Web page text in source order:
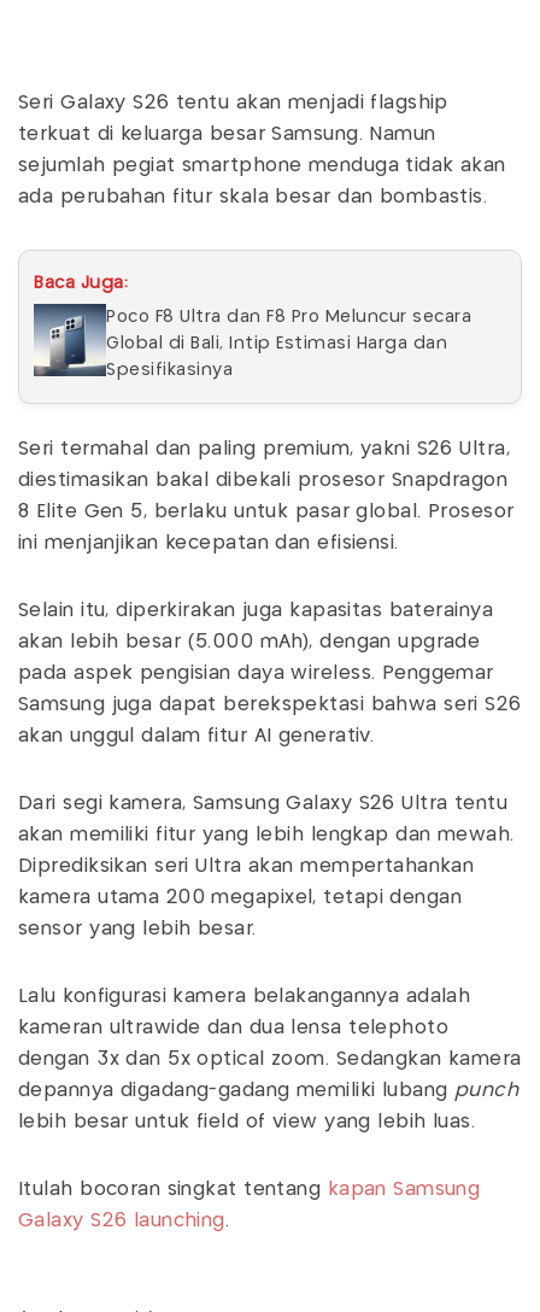
Seri Galaxy S26 tentu akan menjadi flagship
terkuat di keluarga besar Samsung. Namun
sejumlah pegiat smartphone menduga tidak akan
ada perubahan fitur skala besar dan bombastis.
Baca Juga:
Poco F8 Ultra dan F8 Pro Meluncur secara
Global di Bali, Intip Estimasi Harga dan
Spesifikasinya
Seri termahal dan paling premium, yakni S26 Ultra,
diestimasikan bakal dibekali prosesor Snapdragon
8 Elite Gen 5, berlaku untuk pasar global. Prosesor
ini menjanjikan kecepatan dan efisiensi.
Selain itu, diperkirakan juga kapasitas baterainya
akan lebih besar (5.000 mAh), dengan upgrade
pada aspek pengisian daya wireless. Penggemar
Samsung juga dapat berekspektasi bahwa seri S26
akan unggul dalam fitur AI generativ.
Dari segi kamera, Samsung Galaxy S26 Ultra tentu
akan memiliki fitur yang lebih lengkap dan mewah.
Diprediksikan seri Ultra akan mempertahankan
kamera utama 200 megapixel, tetapi dengan
sensor yang lebih besar.
Lalu konfigurasi kamera belakangannya adalah
kameran ultrawide dan dua lensa telephoto
dengan 3x dan 5x optical zoom. Sedangkan kamera
depannya digadang-gadang memiliki lubang punch
lebih besar untuk field of view yang lebih luas.
Itulah bocoran singkat tentang kapan Samsung
Galaxy S26 launching.